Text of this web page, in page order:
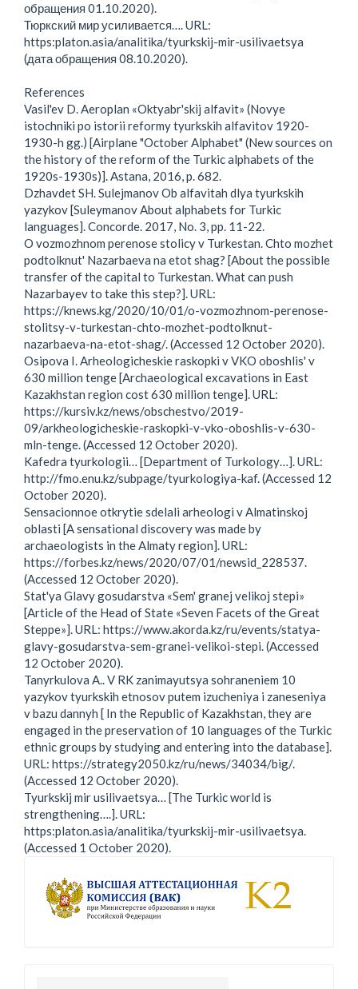
обращения 01.10.2020).
Тюркский мир усиливается…. URL:
https:platon.asia/analitika/tyurkskij-mir-usilivaetsya
(дата обращения 08.10.2020).
References
Vasil'ev D. Aeroplan «Oktyabr'skij alfavit» (Novye
istochniki po istorii reformy tyurkskih alfavitov 1920-
1930-h gg.) [Airplane "October Alphabet" (New sources on
the history of the reform of the Turkic alphabets of the
1920s-1930s)]. Astana, 2016, p. 682.
Dzhavdet SH. Sulejmanov Ob alfavitah dlya tyurkskih
yazykov [Suleymanov About alphabets for Turkic
languages]. Concorde. 2017, No. 3, pp. 11-22.
O vozmozhnom perenose stolicy v Turkestan. Chto mozhet
podtolknut' Nazarbaeva na etot shag? [About the possible
transfer of the capital to Turkestan. What can push
Nazarbayev to take this step?]. URL:
https://knews.kg/2020/10/01/o-vozmozhnom-perenose-
stolitsy-v-turkestan-chto-mozhet-podtolknut-
nazarbaeva-na-etot-shag/. (Accessed 12 October 2020).
Osipova I. Arheologicheskie raskopki v VKO oboshlis' v
630 million tenge [Archaeological excavations in East
Kazakhstan region cost 630 million tenge]. URL:
https://kursiv.kz/news/obschestvo/2019-
09/arkheologicheskie-raskopki-v-vko-oboshlis-v-630-
mln-tenge. (Accessed 12 October 2020).
Kafedra tyurkologii… [Department of Turkology…]. URL:
http://fmo.enu.kz/subpage/tyurkologiya-kaf. (Accessed 12
October 2020).
Sensacionnoe otkrytie sdelali arheologi v Almatinskoj
oblasti [A sensational discovery was made by
archaeologists in the Almaty region]. URL:
https://forbes.kz/news/2020/07/01/newsid_228537.
(Accessed 12 October 2020).
Stat'ya Glavy gosudarstva «Sem' granej velikoj stepi»
[Article of the Head of State «Seven Facets of the Great
Steppe»]. URL: https://www.akorda.kz/ru/events/statya-
glavy-gosudarstva-sem-granei-velikoi-stepi. (Accessed
12 October 2020).
Tanyrkulova A.. V RK zanimayutsya sohraneniem 10
yazykov tyurkskih etnosov putem izucheniya i zaneseniya
v bazu dannyh [ In the Republic of Kazakhstan, they are
engaged in the preservation of 10 languages of the Turkic
ethnic groups by studying and entering into the database].
URL: https://strategy2050.kz/ru/news/34034/big/.
(Accessed 12 October 2020).
Tyurkskij mir usilivaetsya… [The Turkic world is
strengthening….]. URL:
https:platon.asia/analitika/tyurkskij-mir-usilivaetsya.
(Accessed 1 October 2020).